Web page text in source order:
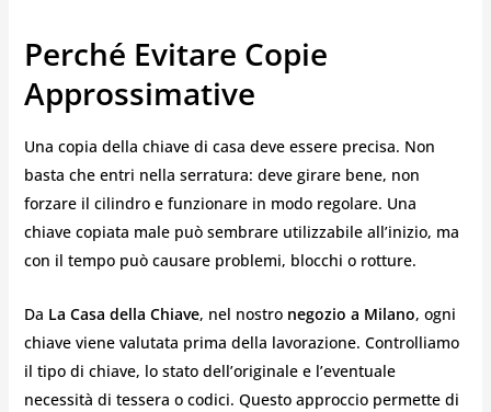
Perché Evitare Copie
Approssimative
Una copia della chiave di casa deve essere precisa. Non
basta che entri nella serratura: deve girare bene, non
forzare il cilindro e funzionare in modo regolare. Una
chiave copiata male può sembrare utilizzabile all’inizio, ma
con il tempo può causare problemi, blocchi o rotture.
Da La Casa della Chiave, nel nostro negozio a Milano, ogni
chiave viene valutata prima della lavorazione. Controlliamo
il tipo di chiave, lo stato dell’originale e l’eventuale
necessità di tessera o codici. Questo approccio permette di